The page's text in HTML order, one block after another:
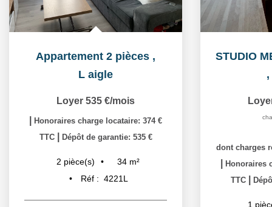
Appartement 2 pièces ,
L aigle
Loyer 535 €/mois
Honoraires charge locataire: 374 €
TTC
Dépôt de garantie: 535 €
2 pièce(s) 34 m²
Réf : 4221L
,
dont charges
Honoraires
TTC
1